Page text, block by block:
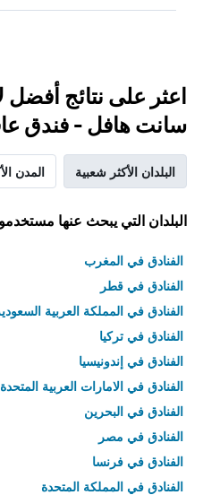
اعثر على نتائج
سانت هافل - فندق
البلدان الأكثر شعبية المدن
البلدان التي يبحث عنها
الفنادق في المغرب
الفنادق في قطر
الفنادق في المملكة العربية
الفنادق في تركيا
الفنادق في إندونيسيا
الفنادق في الامارات العربية المتحدة
الفنادق في البحرين
الفنادق في مصر
الفنادق في فرنسا
الفنادق في المملكة المتحدة